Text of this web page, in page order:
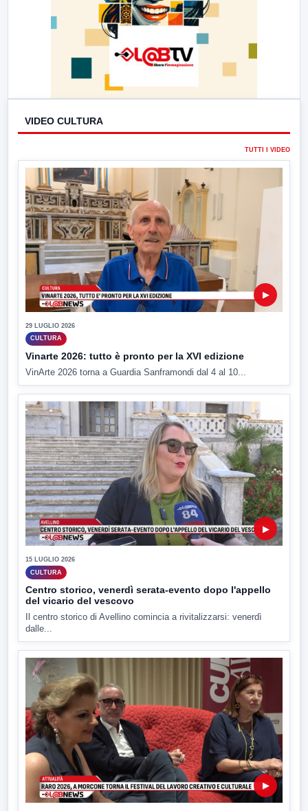
VIDEO CULTURA
TUTTI I VIDEO
▶
29 LUGLIO 2026
CULTURA
Vinarte 2026: tutto è pronto per la XVI edizione
VinArte 2026 torna a Guardia Sanframondi dal 4 al 10...
▶
15 LUGLIO 2026
CULTURA
Centro storico, venerdì serata-evento dopo l'appello
del vicario del vescovo
Il centro storico di Avellino comincia a rivitalizzarsi: venerdì
dalle...
▶